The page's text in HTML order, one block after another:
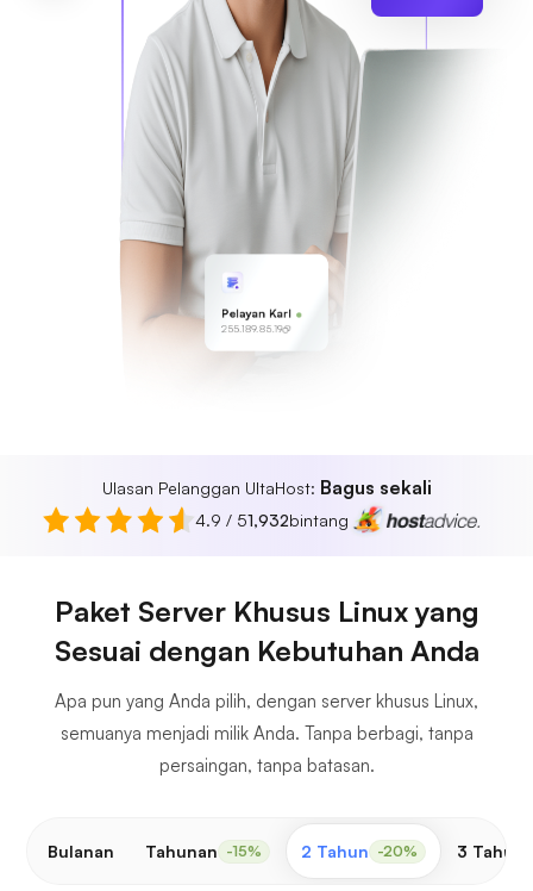
Pelayan Karl
255.189.85.19
Ulasan Pelanggan UltaHost: Bagus sekali
4.9 / 51,932bintang
Paket Server Khusus Linux yang
Sesuai dengan Kebutuhan Anda
Apa pun yang Anda pilih, dengan server khusus Linux,
semuanya menjadi milik Anda. Tanpa berbagi, tanpa
persaingan, tanpa batasan.
Bulanan Tahunan -15% 2 Tahun -20% 3 Tahun